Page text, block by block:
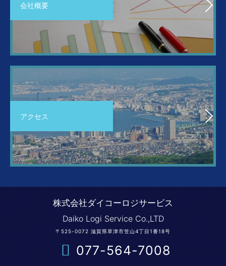
会社概要
アクセス
株式会社ダイコーロジサービス
Daiko Logi Service Co.,LTD
〒525-0072 滋賀県草津市笠山4丁目1番18号
077-564-7008